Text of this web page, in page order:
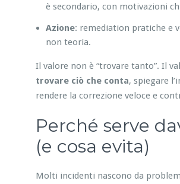
è secondario, con motivazioni
Azione: remediation pratiche e
non teoria.
Il valore non è “trovare tanto”. Il
trovare ciò che conta, spiegare
rendere la correzione veloce e
Perché serve
(e cosa evita)
Molti incidenti nascono da